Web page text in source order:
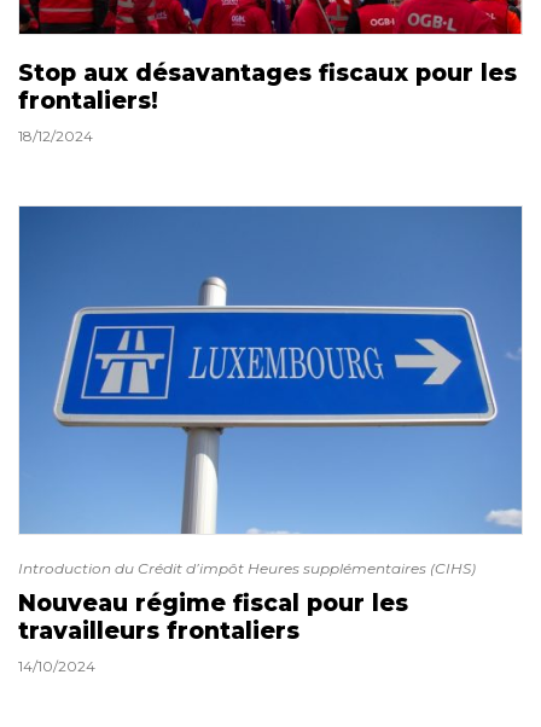
Stop aux désavantages fiscaux pour les
frontaliers!
18/12/2024
Introduction du Crédit d’impôt Heures supplémentaires (CIHS)
Nouveau régime fiscal pour les
travailleurs frontaliers
14/10/2024